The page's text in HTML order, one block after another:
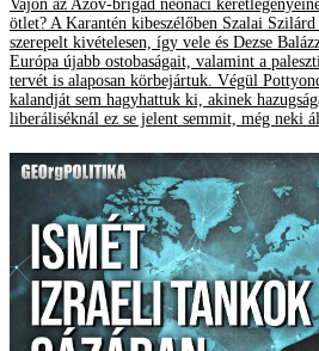
Vajon az Azov-brigád neonáci
ötlet? A Karantén kibeszélőben Szalai
szerepelt kivételesen, így vele és Dezse
Európa újabb ostobaságait, valamint a
tervét is alaposan körbejártuk. Végül
kalandját sem hagyhattuk ki, akinek
liberáliséknál ez se jelent semmit, még neki